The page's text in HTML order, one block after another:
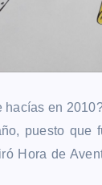
hacías en
puesto que
Hora de